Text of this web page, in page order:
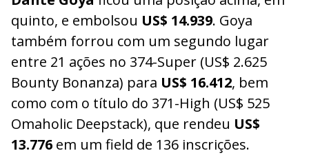
quinto, e embolsou US$ 14.939. Goya
também forrou com um segundo lugar
entre 21 ações no 374-Super (US$ 2.625
Bounty Bonanza) para US$ 16.412, bem
como com o título do 371-High (US$ 525
Omaholic Deepstack), que rendeu US$
13.776 em um field de 136 inscrições.